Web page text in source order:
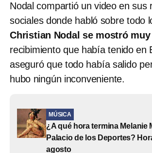
Nodal compartió un video en sus
sociales donde habló sobre todo
Christian Nodal se mostró
recibimiento que había tenido en
aseguró que todo había salido
hubo ningún inconveniente.
MÚSICA
¿A qué hora termina Melanie
Palacio de los Deportes?
agosto